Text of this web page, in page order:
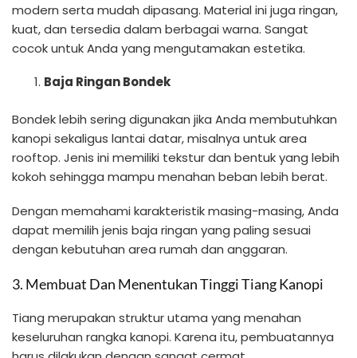
modern serta mudah dipasang. Material ini juga ringan,
kuat, dan tersedia dalam berbagai warna. Sangat
cocok untuk Anda yang mengutamakan estetika.
Baja Ringan Bondek
Bondek lebih sering digunakan jika Anda membutuhkan
kanopi sekaligus lantai datar, misalnya untuk area
rooftop. Jenis ini memiliki tekstur dan bentuk yang lebih
kokoh sehingga mampu menahan beban lebih berat.
Dengan memahami karakteristik masing-masing, Anda
dapat memilih jenis baja ringan yang paling sesuai
dengan kebutuhan area rumah dan anggaran.
3. Membuat Dan Menentukan Tinggi Tiang Kanopi
Tiang merupakan struktur utama yang menahan
keseluruhan rangka kanopi. Karena itu, pembuatannya